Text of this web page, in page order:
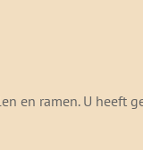
en ramen. U heeft